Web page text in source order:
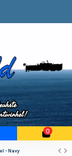
0
- Navy